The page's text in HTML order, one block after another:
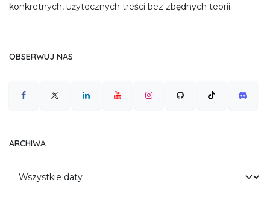
konkretnych, użytecznych treści bez zbędnych teorii.
OBSERWUJ NAS
ARCHIWA